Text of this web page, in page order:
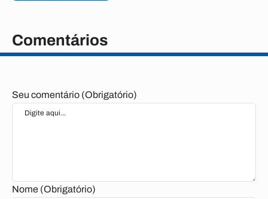
Comentários
Seu comentário (Obrigatório)
Nome (Obrigatório)